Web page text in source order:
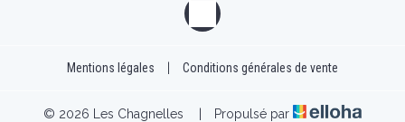
Mentions légales Conditions générales de vente
© 2026 Les Chagnelles Propulsé par